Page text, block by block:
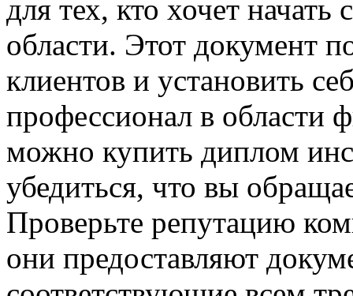
для тех, кто хочет начать
области. Этот документ
клиентов и установить
профессионал в области
можно купить диплом
убедиться, что вы
Проверьте репутацию
они предоставляют